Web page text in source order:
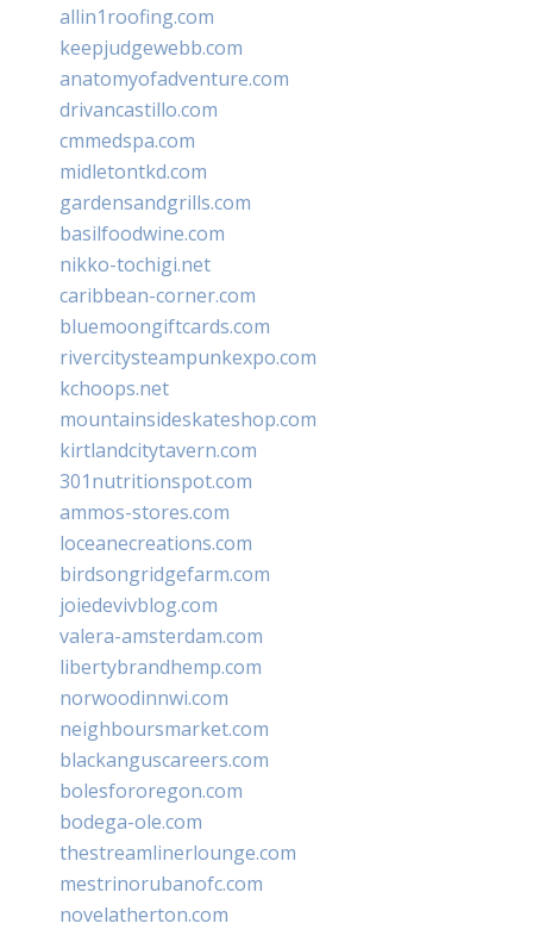
allin1roofing.com
keepjudgewebb.com
anatomyofadventure.com
drivancastillo.com
cmmedspa.com
midletontkd.com
gardensandgrills.com
basilfoodwine.com
nikko-tochigi.net
caribbean-corner.com
bluemoongiftcards.com
rivercitysteampunkexpo.com
kchoops.net
mountainsideskateshop.com
kirtlandcitytavern.com
301nutritionspot.com
ammos-stores.com
loceanecreations.com
birdsongridgefarm.com
joiedevivblog.com
valera-amsterdam.com
libertybrandhemp.com
norwoodinnwi.com
neighboursmarket.com
blackanguscareers.com
bolesfororegon.com
bodega-ole.com
thestreamlinerlounge.com
mestrinorubanofc.com
novelatherton.com